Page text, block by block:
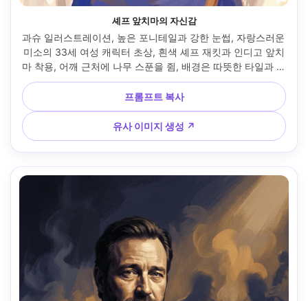
셰프 앞치마의 자신감
과슈 일러스트레이션, 높은 포니테일과 강한 눈썹, 자랑스러운
미소의 33세 여성 캐릭터 초상, 흰색 셰프 재킷과 인디고 앞치
마 착용, 어깨 근처에 나무 스푼을 쥠, 배경은 따뜻한 타일과 소
프트 조리기구로 단순화, 밝은 상부 조명과 턱 아래 부드러운
그림자, 불투명 과슈 터치와 매트 마감, 텍스처 있는 종이, 웜
뉴트럴에 코발트 포인트, 친근하고 에너지 넘치는 무드,
85mm 렌즈, 얕은 심도 --ar 4:5
프롬프트 복사
유사 이미지 생성 ↗